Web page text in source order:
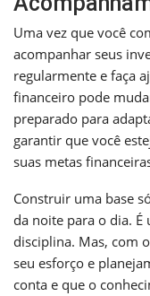
Uma vez que você
acompanhar seus
regularmente e faça
financeiro pode
preparado para
garantir que você
suas metas
Construir uma base
da noite para o dia.
disciplina. Mas, com
seu esforço e
conta e que o